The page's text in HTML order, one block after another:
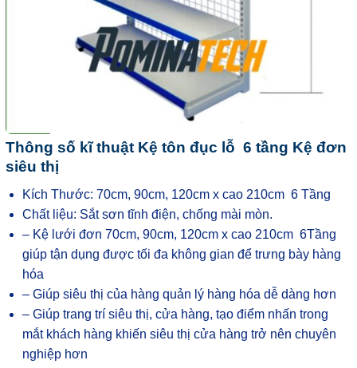
Thông số kĩ thuật Kệ tôn đục lỗ 6 tầng Kệ đơn
siêu thị
Kích Thước: 70cm, 90cm, 120cm x cao 210cm 6 Tầng
Chất liệu: Sắt sơn tĩnh điện, chống mài mòn.
– Kệ lưới đơn 70cm, 90cm, 120cm x cao 210cm 6Tầng
giúp tận dụng được tối đa không gian để trưng bày hàng
hóa
– Giúp siêu thị của hàng quản lý hàng hóa dễ dàng hơn
– Giúp trang trí siêu thị, cửa hàng, tạo điểm nhấn trong
mắt khách hàng khiến siêu thị cửa hàng trở nên chuyên
nghiệp hơn